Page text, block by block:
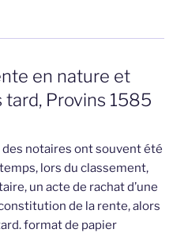
en nature et
tard, Provins 1585
notaires ont souvent été
lors du classement,
un acte de rachat d’une
de la rente, alors
format de papier